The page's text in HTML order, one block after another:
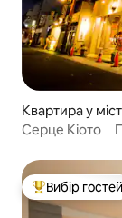
Квартира у
Серце Кіото｜
Топ вибір
Вибір гостей